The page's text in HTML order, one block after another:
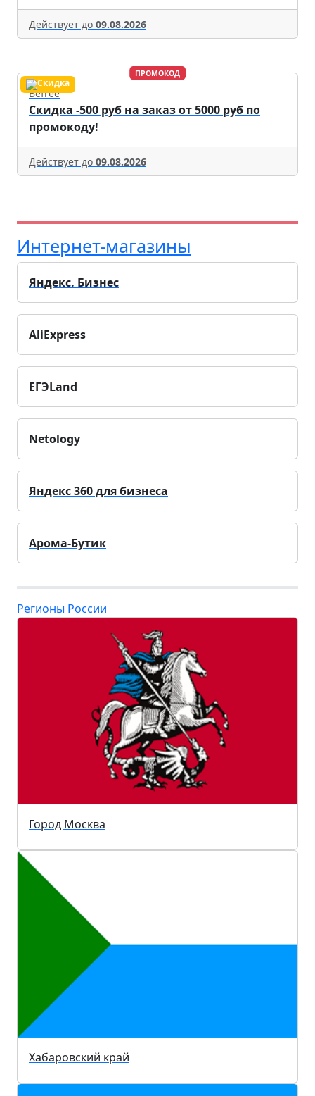
Действует до 09.08.2026
ПРОМОКОД
Befree
Скидка -500 руб на заказ от 5000 руб по
промокоду!
Действует до 09.08.2026
Интернет-магазины
Яндекс. Бизнес
AliExpress
ЕГЭLand
Netology
Яндекс 360 для бизнеса
Арома-Бутик
Регионы России
Город Москва
Хабаровский край